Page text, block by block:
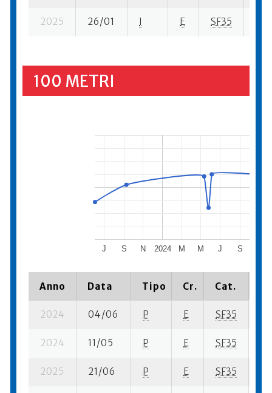
2025 26/01 I E SF35
100 METRI
2024
J S N M M J S
Anno Data Tipo Cr. Cat.
2024 04/06 P E SF35
2024 11/05 P E SF35
2025 21/06 P E SF35